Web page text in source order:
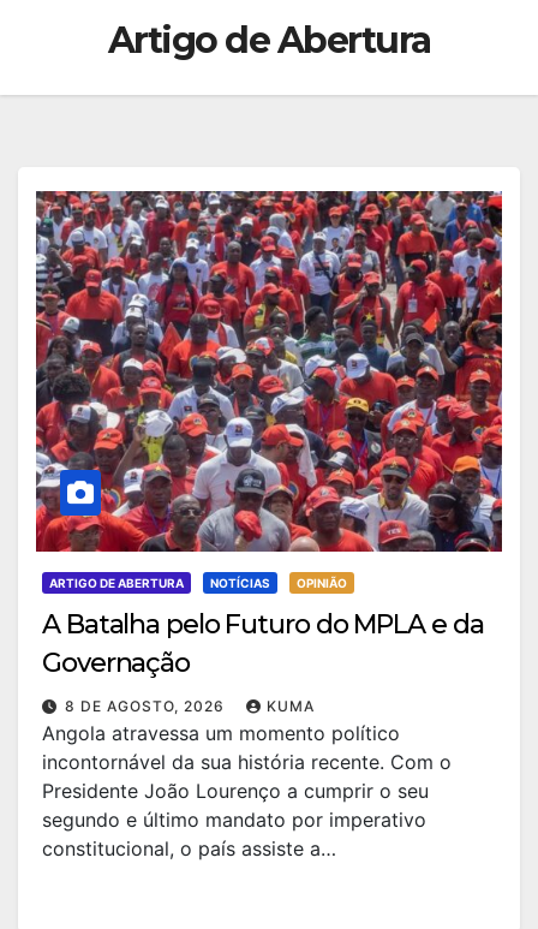
Artigo de Abertura
ARTIGO DE ABERTURA NOTÍCIAS OPINIÃO
A Batalha pelo Futuro do MPLA e da
Governação
8 DE AGOSTO, 2026 KUMA
Angola atravessa um momento político
incontornável da sua história recente. Com o
Presidente João Lourenço a cumprir o seu
segundo e último mandato por imperativo
constitucional, o país assiste a…